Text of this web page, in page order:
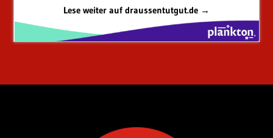
Lese weiter auf draussentutgut.de →